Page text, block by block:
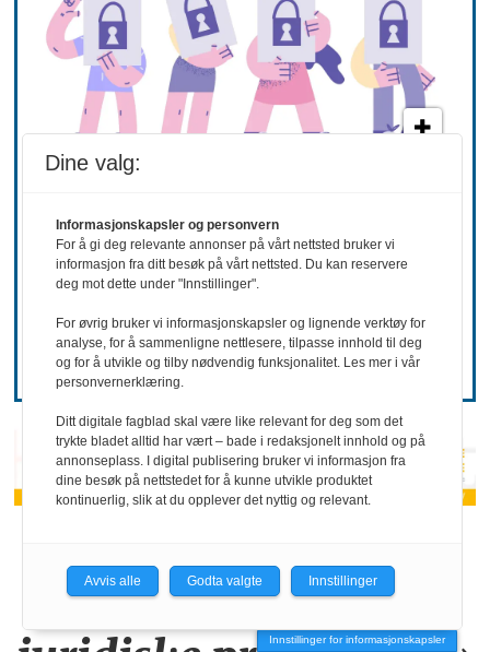
Ønsker mer
hemmelighold
allerede by på
Innstillinger for informasjonskapsler
Dine valg:
Informasjonskapsler og personvern
For å gi deg relevante annonser på vårt nettsted bruker vi
informasjon fra ditt besøk på vårt nettsted. Du kan reservere
deg mot dette under "Innstillinger".
For øvrig bruker vi informasjonskapsler og lignende verktøy for
analyse, for å sammenligne nettlesere, tilpasse innhold til deg
og for å utvikle og tilby nødvendig funksjonalitet. Les mer i vår
personvernerklæring.
Ditt digitale fagblad skal være like relevant for deg som det
trykte bladet alltid har vært – bade i redaksjonelt innhold og på
annonseplass. I digital publisering bruker vi informasjon fra
dine besøk på nettstedet for å kunne utvikle produktet
kontinuerlig, slik at du opplever det nyttig og relevant.
Avvis alle Godta valgte Innstillinger